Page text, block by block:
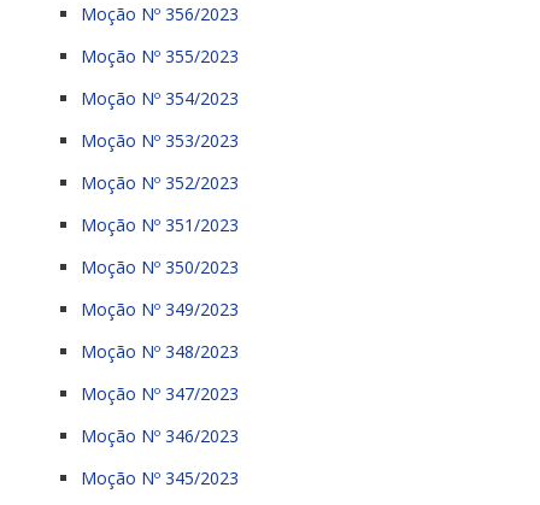
Moção Nº 356/2023
Moção Nº 355/2023
Moção Nº 354/2023
Moção Nº 353/2023
Moção Nº 352/2023
Moção Nº 351/2023
Moção Nº 350/2023
Moção Nº 349/2023
Moção Nº 348/2023
Moção Nº 347/2023
Moção Nº 346/2023
Moção Nº 345/2023